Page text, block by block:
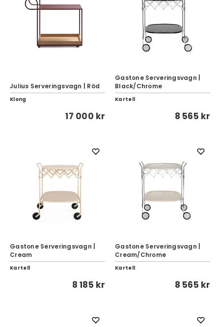
Julius Serveringsvagn | Röd
Klong
17 000 kr
Gastone Serveringsvagn |
Black/Chrome
Kartell
8 565 kr
Gastone Serveringsvagn |
Cream
Kartell
8 185 kr
Gastone Serveringsvagn |
Cream/Chrome
Kartell
8 565 kr